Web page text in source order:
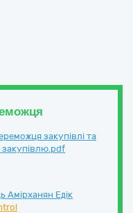
закупівлі та
закупівлю.pdf
Амірханян Едік